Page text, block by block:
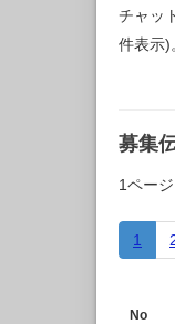
チャッ
件表示)
募集
1ページ
1
No